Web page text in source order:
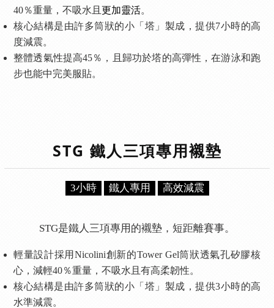
40％重量，不吸水且 更加靈活。
核心結構是由許多筒狀的小「塔」製成，提供7小時的高
度減震。
整體透氣性提高45％，且歸功於塔的高彈性，在游泳和跑
步也能中完美服貼。
STG 鐵人三項專用襯墊
3小時 鐵人專用 高效減震
STG是鐵人三項專用的襯墊，短距離賽事。
輕量設計採用Nicolini創新的Tower Gel筒狀透氣孔矽膠核
心，減輕40％重量，不吸水且有高柔韌性。
核心結構是由許多筒狀的小「塔」製成，提供3小時的高
水準減震。